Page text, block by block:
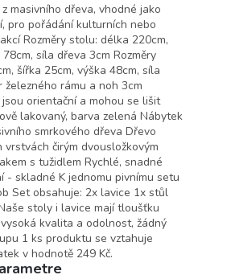
masivního dřeva, vhodné jako
pro pořádání kulturních nebo
Rozměry stolu: délka 220cm,
síla dřeva 3cm Rozměry
šířka 25cm, výška 48cm, síla
železného rámu a noh 3cm
orientační a mohou se lišit
lakovaný, barva zelená Nábytek
smrkového dřeva Dřevo
čirým dvousložkovým
s tužidlem Rychlé, snadné
- skladné K jednomu pivnímu setu
Set obsahuje: 2x lavice 1x stůl
stoly i lavice mají tloušťku
kvalita a odolnost, žádný
1 ks produktu se vztahuje
v hodnotě 249 Kč.